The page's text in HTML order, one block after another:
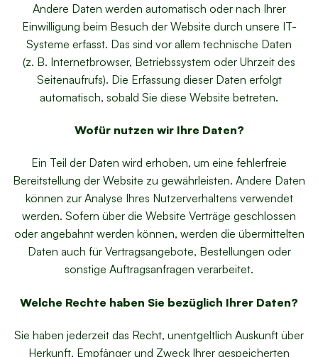
Andere Daten werden automatisch oder nach Ihrer
Einwilligung beim Besuch der Website durch unsere IT-
Systeme erfasst. Das sind vor allem technische Daten
(z. B. Internetbrowser, Betriebssystem oder Uhrzeit des
Seitenaufrufs). Die Erfassung dieser Daten erfolgt
automatisch, sobald Sie diese Website betreten.
Wofür nutzen wir Ihre Daten?
Ein Teil der Daten wird erhoben, um eine fehlerfreie
Bereitstellung der Website zu gewährleisten. Andere Daten
können zur Analyse Ihres Nutzerverhaltens verwendet
werden. Sofern über die Website Verträge geschlossen
oder angebahnt werden können, werden die übermittelten
Daten auch für Vertragsangebote, Bestellungen oder
sonstige Auftragsanfragen verarbeitet.
Welche Rechte haben Sie bezüglich Ihrer Daten?
Sie haben jederzeit das Recht, unentgeltlich Auskunft über
Herkunft, Empfänger und Zweck Ihrer gespeicherten